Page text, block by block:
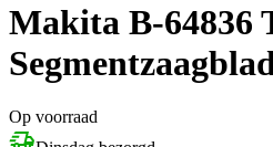
Makita B-64836
Op voorraad